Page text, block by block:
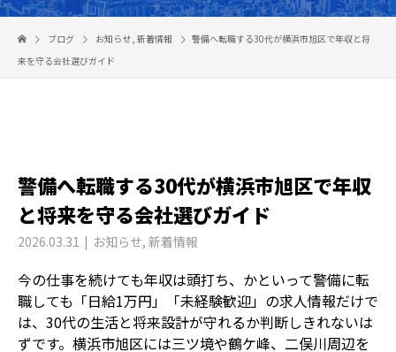
ブログ お知らせ, 新着情報
警備へ転職する30代が横浜市旭区で年収と将
来を守る会社選びガイド
警備へ転職する30代が横浜市旭区で年収
と将来を守る会社選びガイド
2026.03.31 お知らせ, 新着情報
今の仕事を続けても年収は頭打ち、かといって警備に転
職しても「日給1万円」「未経験歓迎」の求人情報だけで
は、30代の生活と将来設計が守れるか判断しきれないは
ずです。横浜市旭区には三ツ境や鶴ケ峰、二俣川周辺を